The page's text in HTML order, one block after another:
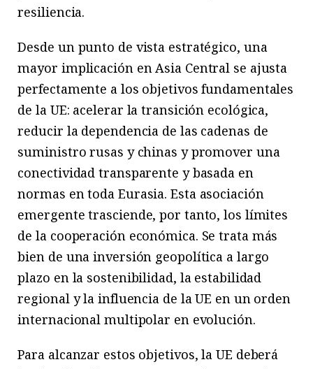
resiliencia.
Desde un punto de vista estratégico, una
mayor implicación en Asia Central se ajusta
perfectamente a los objetivos fundamentales
de la UE: acelerar la transición ecológica,
reducir la dependencia de las cadenas de
suministro rusas y chinas y promover una
conectividad transparente y basada en
normas en toda Eurasia. Esta asociación
emergente trasciende, por tanto, los límites
de la cooperación económica. Se trata más
bien de una inversión geopolítica a largo
plazo en la sostenibilidad, la estabilidad
regional y la influencia de la UE en un orden
internacional multipolar en evolución.
Para alcanzar estos objetivos, la UE deberá